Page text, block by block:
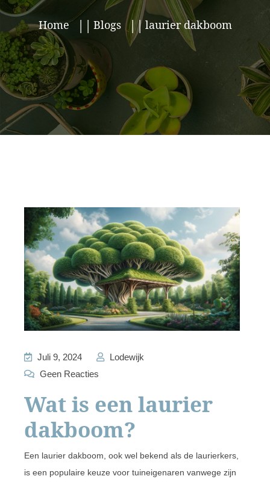
Home Blogs laurier dakboom
Juli 9, 2024
Lodewijk
Geen Reacties
Wat is een laurier
dakboom?
Een laurier dakboom, ook wel bekend als de laurierkers,
is een populaire keuze voor tuineigenaren vanwege zijn